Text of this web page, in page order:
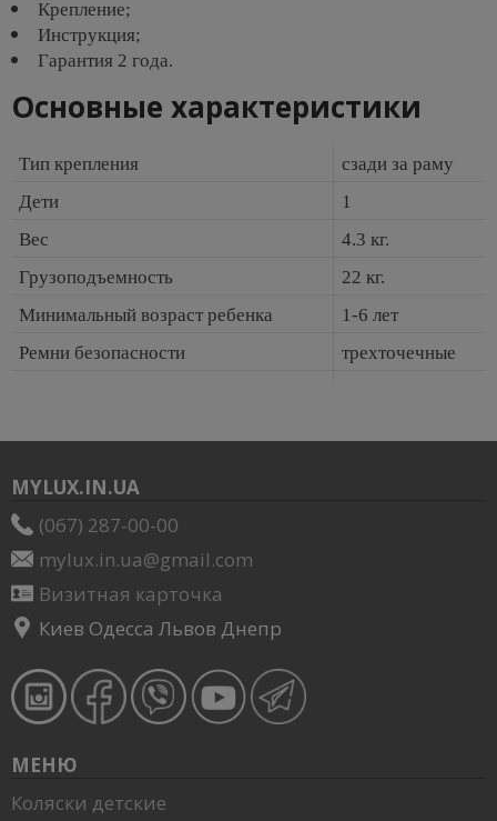
Крепление;
Инструкция;
Гарантия 2 года.
Основные характеристики
Тип крепления
сзади за раму
Дети
1
Вес
4.3 кг.
Грузоподъемность
22 кг.
Минимальный возраст ребенка
1-6 лет
Ремни безопасности
трехточечные
MYLUX.IN.UA
(067) 287-00-00
mylux.in.ua@gmail.com
Визитная карточка
Киев Одесса Львов Днепр
МЕНЮ
Коляски детские